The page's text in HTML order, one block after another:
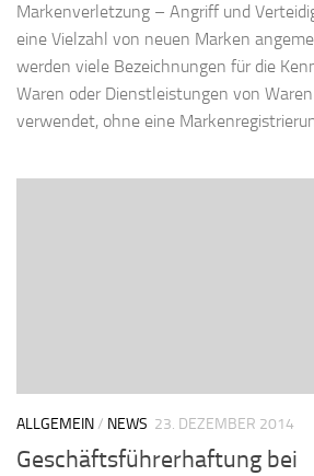
Markenverletzung – Angriff und
eine Vielzahl von neuen Marken
werden viele Bezeichnungen für die
Waren oder Dienstleistungen von
verwendet, ohne eine
ALLGEMEIN/ NEWS 23. DEZEMBER 2014
Geschäftsführerhaftung bei